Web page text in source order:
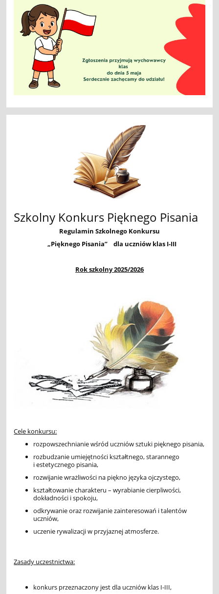
Szkolny Konkurs Pięknego Pisania
Regulamin Szkolnego Konkursu
„Pięknego Pisania” dla uczniów klas I-III
Rok szkolny 2025/2026
Cele konkursu:
rozpowszechnianie wśród uczniów sztuki pięknego pisania,
rozbudzanie umiejętności kształtnego, starannego
i estetycznego pisania,
rozwijanie wrażliwości na piękno języka ojczystego,
kształtowanie charakteru – wyrabianie cierpliwości,
dokładności i spokoju,
odkrywanie oraz rozwijanie zainteresowań i talentów
uczniów,
uczenie rywalizacji w przyjaznej atmosferze.
Zasady uczestnictwa:
konkurs przeznaczony jest dla uczniów klas I-III,